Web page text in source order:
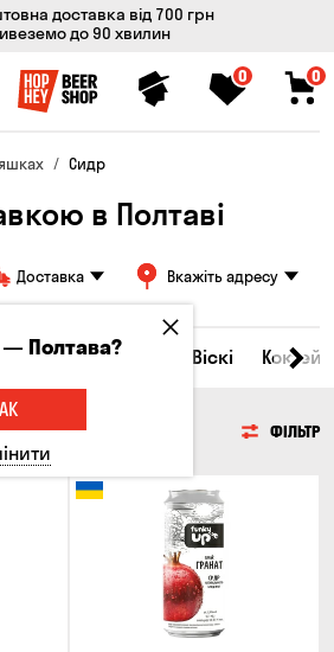
доставка від 700 грн
до 90 хвилин
0 0
Сидр
в Полтаві
Доставка Вкажіть адресу
Сидр Віскі
ФІЛЬТР
—Полтава?